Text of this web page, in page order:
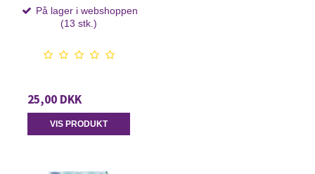
På lager i webshoppen
(13 stk.)
25,00 DKK
VIS PRODUKT